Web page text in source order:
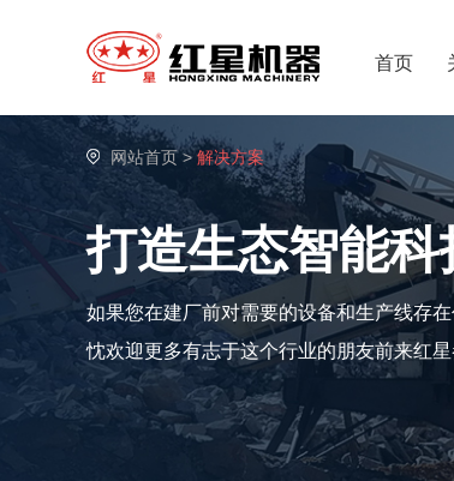
首页
网站首页> 解决方案
打造生态智能科
如果您在建厂前对需要的设备和生产线存
忱欢迎更多有志于这个行业的朋友前来红